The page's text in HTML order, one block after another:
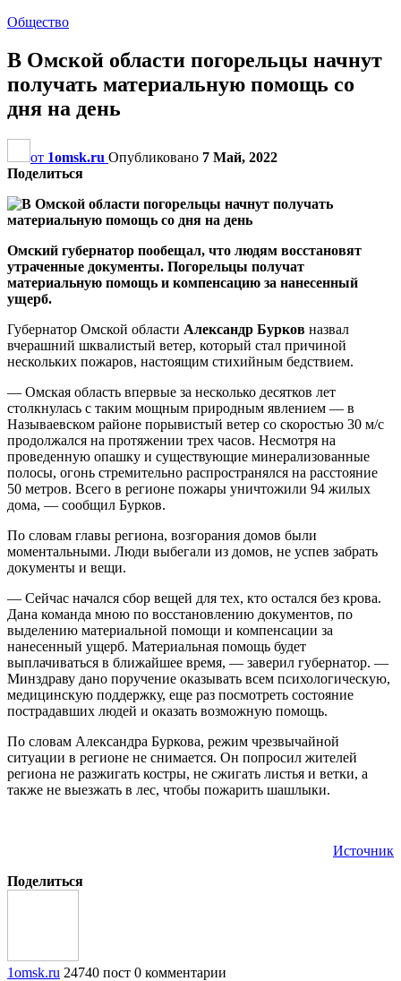
Общество
В Омской области погорельцы начнут
получать материальную помощь со
дня на день
от 1omsk.ru Опубликовано 7 Май, 2022
Поделиться
Омский губернатор пообещал, что людям восстановят
утраченные документы. Погорельцы получат
материальную помощь и компенсацию за нанесенный
ущерб.
Губернатор Омской области Александр Бурков назвал
вчерашний шквалистый ветер, который стал причиной
нескольких пожаров, настоящим стихийным бедствием.
— Омская область впервые за несколько десятков лет
столкнулась с таким мощным природным явлением — в
Называевском районе порывистый ветер со скоростью 30 м/с
продолжался на протяжении трех часов. Несмотря на
проведенную опашку и существующие минерализованные
полосы, огонь стремительно распространялся на расстояние
50 метров. Всего в регионе пожары уничтожили 94 жилых
дома, — сообщил Бурков.
По словам главы региона, возгорания домов были
моментальными. Люди выбегали из домов, не успев забрать
документы и вещи.
— Сейчас начался сбор вещей для тех, кто остался без крова.
Дана команда мною по восстановлению документов, по
выделению материальной помощи и компенсации за
нанесенный ущерб. Материальная помощь будет
выплачиваться в ближайшее время, — заверил губернатор. —
Минздраву дано поручение оказывать всем психологическую,
медицинскую поддержку, еще раз посмотреть состояние
пострадавших людей и оказать возможную помощь.
По словам Александра Буркова, режим чрезвычайной
ситуации в регионе не снимается. Он попросил жителей
региона не разжигать костры, не сжигать листья и ветки, а
также не выезжать в лес, чтобы пожарить шашлыки.
Источник
Поделиться
1omsk.ru 24740 пост 0 комментарии